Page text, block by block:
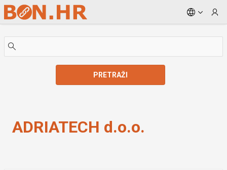
Skip to Main Content
PRETRAŽI
ADRIATECH d.o.o.